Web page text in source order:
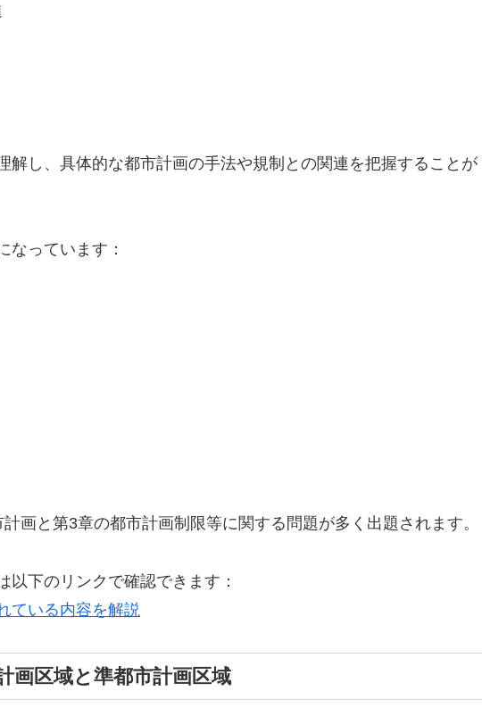
解し、具体的な都市計画の手法や規制との関連を把握することが
なっています：
画と第3章の都市計画制限等に関する問題が多く出題されます。
下のリンクで確認できます：
ている内容を解説
画区域と準都市計画区域